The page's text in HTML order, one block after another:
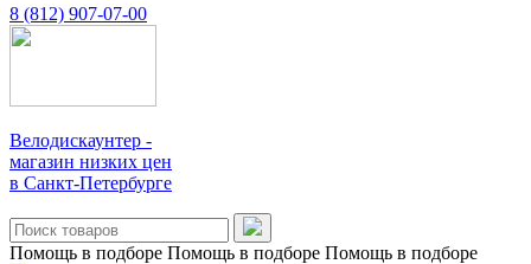
8 (812) 907-07-00
Велодискаунтер -
магазин низких цен
в Санкт-Петербурге
Помощь в подборе Помощь в подборе Помощь в подборе